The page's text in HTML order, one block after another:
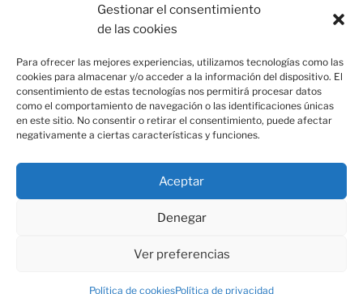
Gestionar el consentimiento
de las cookies
Para ofrecer las mejores experiencias, utilizamos tecnologías como las
cookies para almacenar y/o acceder a la información del dispositivo. El
consentimiento de estas tecnologías nos permitirá procesar datos
como el comportamiento de navegación o las identificaciones únicas
en este sitio. No consentir o retirar el consentimiento, puede afectar
negativamente a ciertas características y funciones.
Aceptar
Denegar
Ver preferencias
Política de cookiesPolítica de privacidad
«Aviso Legal»